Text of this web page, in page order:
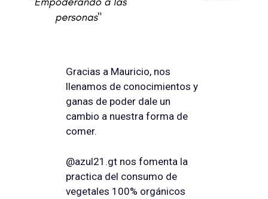
Gracias a Mauricio, nos
llenamos de conocimientos y
ganas de poder dale un
cambio a nuestra forma de
comer.
@azul21.gt nos fomenta la
practica del consumo de
vegetales 100% orgánicos